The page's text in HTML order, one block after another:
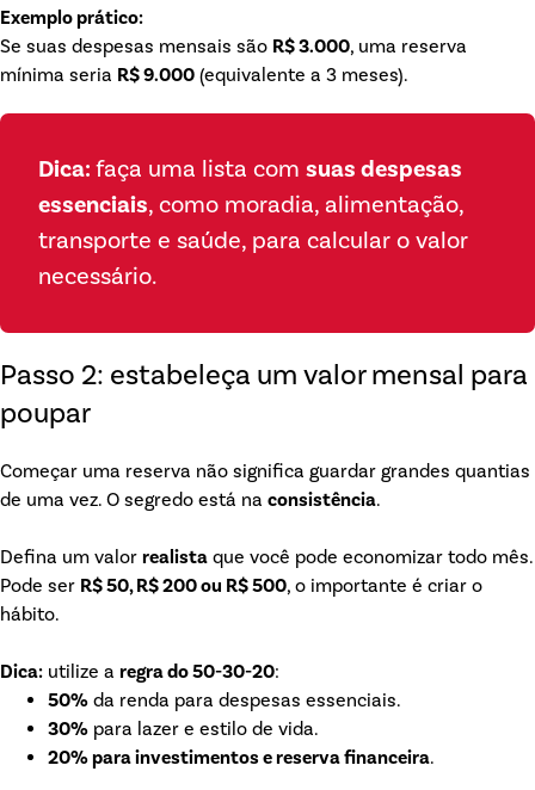
Exemplo prático:
Se suas despesas mensais são R$ 3.000, uma reserva
mínima seria R$ 9.000 (equivalente a 3 meses).
Dica:faça uma lista com suas despesas
essenciais, como moradia, alimentação,
transporte e saúde, para calcular o valor
necessário.
Passo 2: estabeleça um valor mensal para
poupar
Começar uma reserva não significa guardar grandes quantias
de uma vez. O segredo está na consistência.
Defina um valor realista que você pode economizar todo mês.
Pode ser R$ 50, R$ 200 ou R$ 500, o importante é criar o
hábito.
Dica: utilize a regra do 50-30-20:
50% da renda para despesas essenciais.
30% para lazer e estilo de vida.
20% para investimentos e reserva financeira.